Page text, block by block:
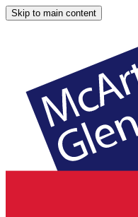
Skip to main content